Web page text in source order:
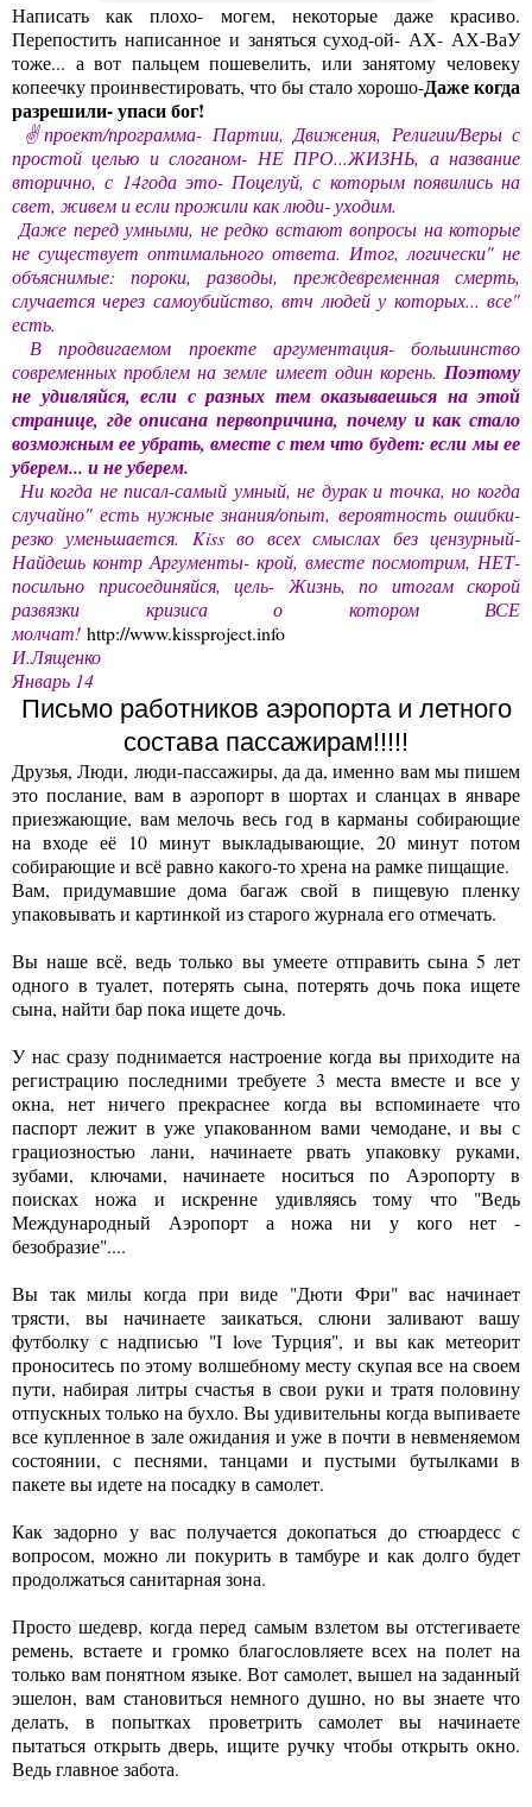
Написать как плохо- могем, некоторые даже красиво.
Перепостить написанное и заняться суход-ой- АХ- АХ-ВаУ
тоже... а вот пальцем пошевелить, или занятому человеку
копеечку проинвестировать, что бы стало хорошо-Даже когда
разрешили- упаси бог!
✌проект/программа- Партии, Движения, Религии/Веры с
простой целью и слоганом- НЕ ПРО...ЖИЗНЬ, а название
вторично, с 14года это- Поцелуй, с которым появились на
свет, живем и если прожили как люди- уходим.
Даже перед умными, не редко встают вопросы на которые
не существует оптимального ответа. Итог, логически" не
объяснимые: пороки, разводы, преждевременная смерть,
случается через самоубийство, втч людей у которых... все"
есть.
В продвигаемом проекте аргументация- большинство
современных проблем на земле имеет один корень. Поэтому
не удивляйся, если с разных тем оказываешься на этой
странице, где описана первопричина, почему и как стало
возможным ее убрать, вместе с тем что будет: если мы ее
уберем... и не уберем.
Ни когда не писал-самый умный, не дурак и точка, но когда
случайно" есть нужные знания/опыт, вероятность ошибки-
резко уменьшается. Kiss во всех смыслах без цензурный-
Найдешь контр Аргументы- крой, вместе посмотрим, НЕТ-
посильно присоединяйся, цель- Жизнь, по итогам скорой
развязки кризиса о котором ВСЕ
молчат! http://www.kissproject.info
И.Лященко
Январь 14
Письмо работников аэропорта и летного
состава пассажирам!!!!!
Друзья, Люди, люди-пассажиры, да да, именно вам мы пишем
это послание, вам в аэропорт в шортах и сланцах в январе
приезжающие, вам мелочь весь год в карманы собирающие
на входе её 10 минут выкладывающие, 20 минут потом
собирающие и всё равно какого-то хрена на рамке пищащие.
Вам, придумавшие дома багаж свой в пищевую пленку
упаковывать и картинкой из старого журнала его отмечать.
Вы наше всё, ведь только вы умеете отправить сына 5 лет
одного в туалет, потерять сына, потерять дочь пока ищете
сына, найти бар пока ищете дочь.
У нас сразу поднимается настроение когда вы приходите на
регистрацию последними требуете 3 места вместе и все у
окна, нет ничего прекраснее когда вы вспоминаете что
паспорт лежит в уже упакованном вами чемодане, и вы с
грациозностью лани, начинаете рвать упаковку руками,
зубами, ключами, начинаете носиться по Аэропорту в
поисках ножа и искренне удивляясь тому что "Ведь
Международный Аэропорт а ножа ни у кого нет -
безобразие"....
Вы так милы когда при виде "Дюти Фри" вас начинает
трясти, вы начинаете заикаться, слюни заливают вашу
футболку с надписью "I love Турция", и вы как метеорит
проноситесь по этому волшебному месту скупая все на своем
пути, набирая литры счастья в свои руки и тратя половину
отпускных только на бухло. Вы удивительны когда выпиваете
все купленное в зале ожидания и уже в почти в невменяемом
состоянии, с песнями, танцами и пустыми бутылками в
пакете вы идете на посадку в самолет.
Как задорно у вас получается докопаться до стюардесс с
вопросом, можно ли покурить в тамбуре и как долго будет
продолжаться санитарная зона.
Просто шедевр, когда перед самым взлетом вы отстегиваете
ремень, встаете и громко благословляете всех на полет на
только вам понятном языке. Вот самолет, вышел на заданный
эшелон, вам становиться немного душно, но вы знаете что
делать, в попытках проветрить самолет вы начинаете
пытаться открыть дверь, ищите ручку чтобы открыть окно.
Ведь главное забота.